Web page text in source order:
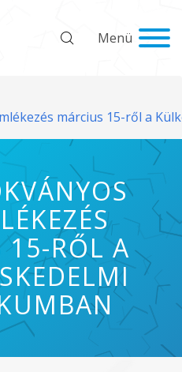
Menü
március 15-ről a
15-RŐL A